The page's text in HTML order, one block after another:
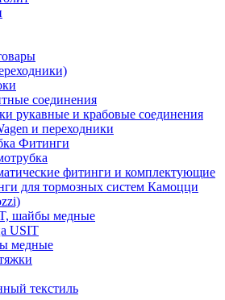
соединения
рукавные и крабовые соединения
и переходники
Фитинги
фитинги и комплектующие
для тормозных систем Камоцци
шайбы медные
USIT
медные
текстиль